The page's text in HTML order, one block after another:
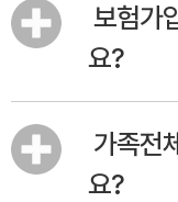
보험가
요?
가족전
요?